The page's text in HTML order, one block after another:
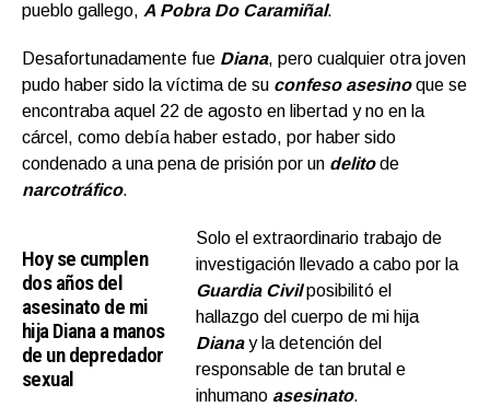
pueblo gallego, A Pobra Do Caramiñal.
Desafortunadamente fue Diana, pero cualquier otra joven
pudo haber sido la víctima de su confeso asesinoque se
encontraba aquel 22 de agosto en libertad y no en la
cárcel, como debía haber estado, por haber sido
condenado a una pena de prisión por un delitode
narcotráfico.
Hoy se cumplen
dos años del
asesinato de mi
hija Diana a manos
de un depredador
sexual
Solo el extraordinario trabajo de
investigación llevado a cabo por la
Guardia Civilposibilitó el
hallazgo del cuerpo de mi hija
Dianay la detención del
responsable de tan brutal e
inhumano asesinato.